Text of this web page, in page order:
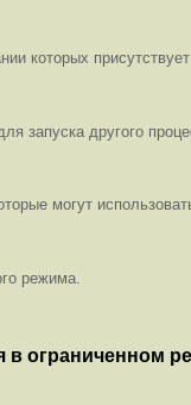
которых
запуска другого
могут
режима.
в ограниченном